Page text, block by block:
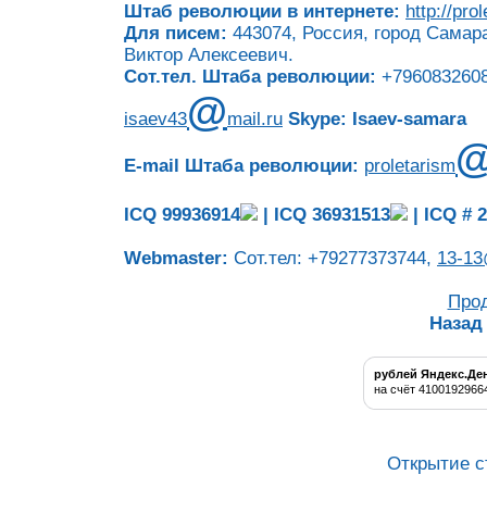
Штаб революции в интернете: http://
Для писем: 443074, Россия, город
Виктор Алексеевич.
Сот.тел. Штаба революции:
isaev43@mail.ru Skype: Isaev-samara
E-mail Штаба революции: proletarism
ICQ 99936914 | ICQ 36931513 | ICQ #
Webmaster: Сот.тел: +79277373744, 13-
Назад
рублей
на счёт
Открытие